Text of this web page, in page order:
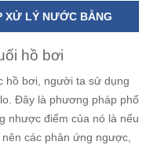
XỬ LÝ NƯỚC BẰNG
hồ bơi
bơi, người ta sử dụng
Đây là phương pháp phổ
nhược điểm của nó là nếu
các phản ứng ngược,